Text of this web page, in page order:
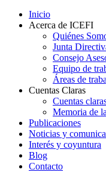
Inicio
Acerca de ICEFI
Quiénes
Junta
Consejo
Equipo de
Áreas de
Cuentas Claras
Cuentas
Memoria de
Publicaciones
Noticias y
Interés y coyuntura
Blog
Contacto